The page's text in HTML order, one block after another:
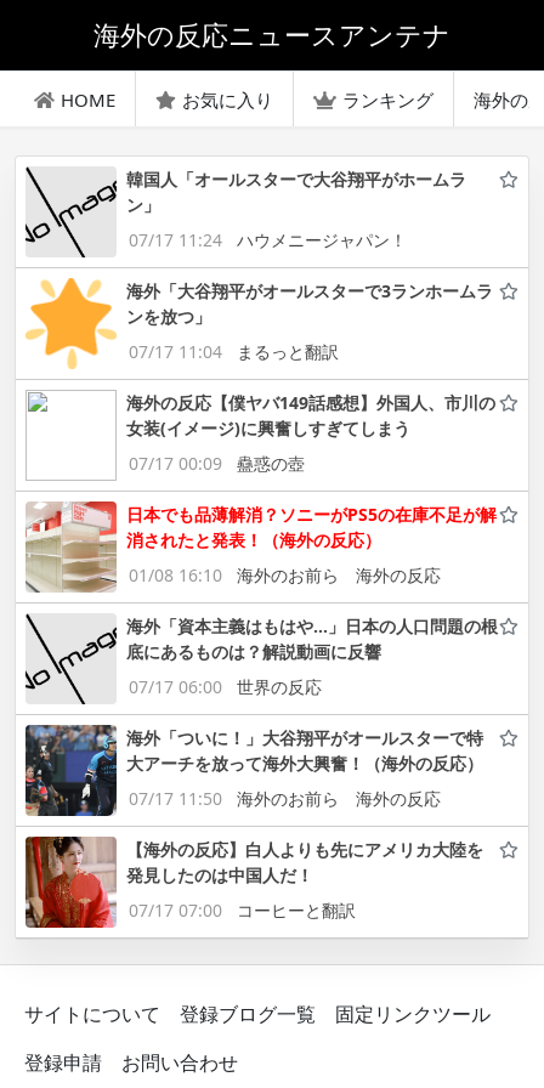
海外の反応ニュースアンテナ
HOME お気に入り ランキング 海外の
韓国人「オールスターで大谷翔平がホームラ
ン」
07/17 11:24
ハウメニージャパン！
海外「大谷翔平がオールスターで3ランホームラ
ンを放つ」
07/17 11:04
まるっと翻訳
海外の反応【僕ヤバ149話感想】外国人、市川の
女装(イメージ)に興奮しすぎてしまう
07/17 00:09
蠱惑の壺
日本でも品薄解消？ソニーがPS5の在庫不足が解
消されたと発表！（海外の反応）
01/08 16:10
海外のお前ら 海外の反応
海外「資本主義はもはや…」日本の人口問題の根
底にあるものは？解説動画に反響
07/17 06:00
世界の反応
海外「ついに！」大谷翔平がオールスターで特
大アーチを放って海外大興奮！（海外の反応）
07/17 11:50
海外のお前ら 海外の反応
【海外の反応】白人よりも先にアメリカ大陸を
発見したのは中国人だ！
07/17 07:00
コーヒーと翻訳
サイトについて 登録ブログ一覧
固定リンクツール
登録申請
お問い合わせ